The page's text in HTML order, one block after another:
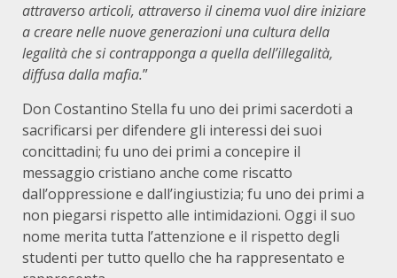
attraverso articoli, attraverso il cinema vuol dire iniziare
a creare nelle nuove generazioni una cultura della
legalità che si contrapponga a quella dell’illegalità,
diffusa dalla mafia.”
Don Costantino Stella fu uno dei primi sacerdoti a
sacrificarsi per difendere gli interessi dei suoi
concittadini; fu uno dei primi a concepire il
messaggio cristiano anche come riscatto
dall’oppressione e dall’ingiustizia; fu uno dei primi a
non piegarsi rispetto alle intimidazioni. Oggi il suo
nome merita tutta l’attenzione e il rispetto degli
studenti per tutto quello che ha rappresentato e